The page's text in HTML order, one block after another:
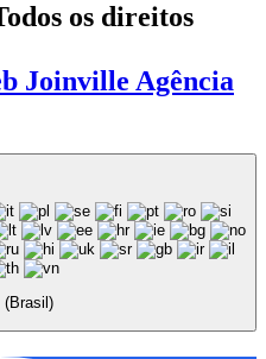
os direitos
Joinville Agência
(Brasil)